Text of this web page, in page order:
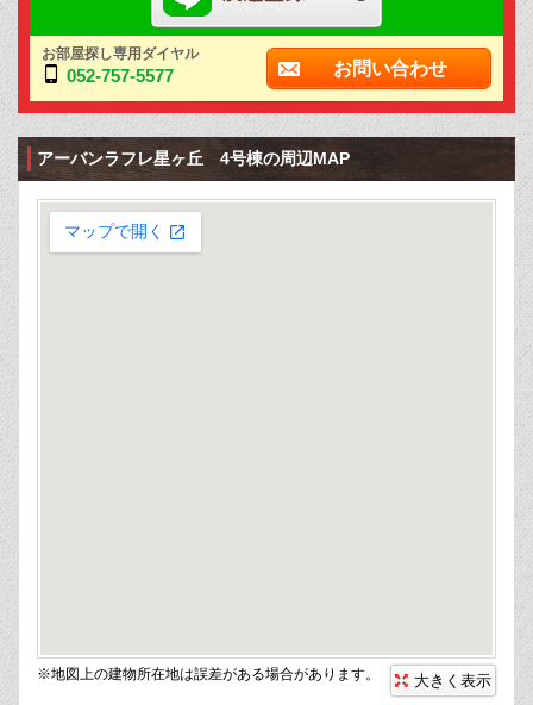
お部屋探し専用ダイヤル
052-757-5577 お問い合わせ
アーバンラフレ星ヶ丘 4号棟の周辺MAP
※地図上の建物所在地は誤差がある場合があります。 大きく表示